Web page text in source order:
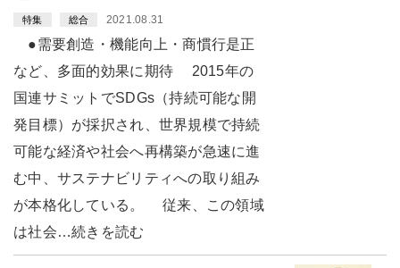
特集 総合 2021.08.31
●需要創造・機能向上・商慣行是正
など、多面的効果に期待 2015年の
国連サミットでSDGs（持続可能な開
発目標）が採択され、世界規模で持続
可能な経済や社会へ再構築が急速に進
む中、サステナビリティへの取り組み
が本格化している。 従来、この領域
は社会…続きを読む